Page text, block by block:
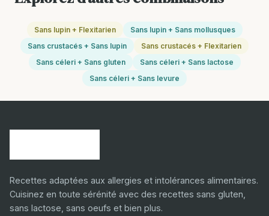
Sans lupin + Flexitarien
Sans lupin + Sans mollusques
Sans crustacés + Sans lupin
Sans crustacés + Flexitarien
Sans céleri + Sans gluten
Sans céleri + Sans lactose
Sans céleri + Sans levure
Recettes adaptées aux allergies et intolérances alimentaires.
Cuisinez en toute sérénité avec des recettes sans gluten,
sans lactose, sans oeufs et bien plus.